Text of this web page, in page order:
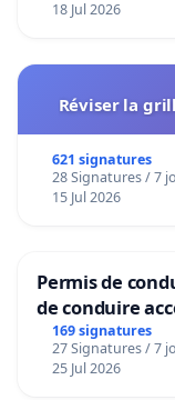
18 Jul 2026
Réviser la
621 signatures
28 Signatures / 7
15 Jul 2026
Permis de
de conduire
Bruxelles
169 signatures
27 Signatures / 7
25 Jul 2026